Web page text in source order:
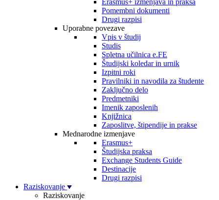
Erasmus+ izmenjava in praksa
Pomembni dokumenti
Drugi razpisi
Uporabne povezave
Vpis v študij
Studis
Spletna učilnica e.FE
Študijski koledar in urnik
Izpitni roki
Pravilniki in navodila za študente
Zaključno delo
Predmetniki
Imenik zaposlenih
Knjižnica
Zaposlitve, štipendije in prakse
Mednarodne izmenjave
Erasmus+
Študijska praksa
Exchange Students Guide
Destinacije
Drugi razpisi
Raziskovanje
Raziskovanje